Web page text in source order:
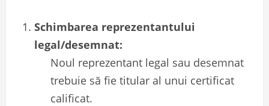
Schimbarea reprezentantului
legal/desemnat:
Noul reprezentant legal sau desemnat
trebuie să fie titular al unui certificat
calificat.